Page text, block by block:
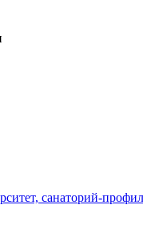
санаторий-